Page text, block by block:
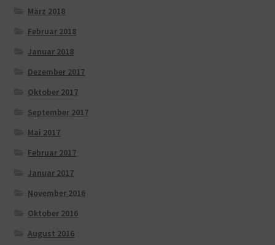
März 2018
Februar 2018
Januar 2018
Dezember 2017
Oktober 2017
September 2017
Mai 2017
Februar 2017
Januar 2017
November 2016
Oktober 2016
August 2016